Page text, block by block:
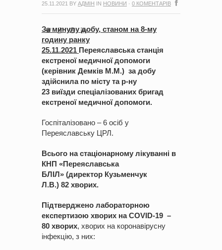
25.11.2021 BY АДМІН IN НОВИНИ · 0 КОМЕНТАРІВ
За минулу добу, станом на 8-му
годину ранку
25.11.2021 Переяславська станція
екстреної медичної допомоги
(керівник Демків М.М.) за добу
здійснила по місту та р-ну
23 виїзди спеціалізованих бригад
екстреної медичної допомоги.
Госпіталізовано – 6 осіб у
Переяславську ЦРЛ.
Всього на стаціонарному лікуванні в
КНП «Переяславська
БЛІЛ» (директор Кузьменчук
Л.В.) 82 хворих.
Підтверджено лабораторною
експертизою хворих на COVID-19 –
80 хворих, хворих на коронавірусну
інфекцію, з них: